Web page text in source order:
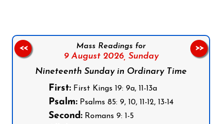
Mass Readings for
9 August 2026, Sunday
Nineteenth Sunday in Ordinary Time
First: First Kings 19: 9a, 11-13a
Psalm: Psalms 85: 9, 10, 11-12, 13-14
Second: Romans 9: 1-5
<< >>